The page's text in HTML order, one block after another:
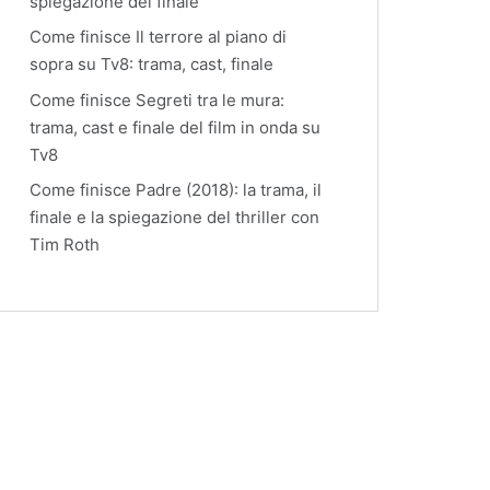
Come finisce Il terrore al piano di
sopra su Tv8: trama, cast, finale
Come finisce Segreti tra le mura:
trama, cast e finale del film in onda su
Tv8
Come finisce Padre (2018): la trama, il
finale e la spiegazione del thriller con
Tim Roth